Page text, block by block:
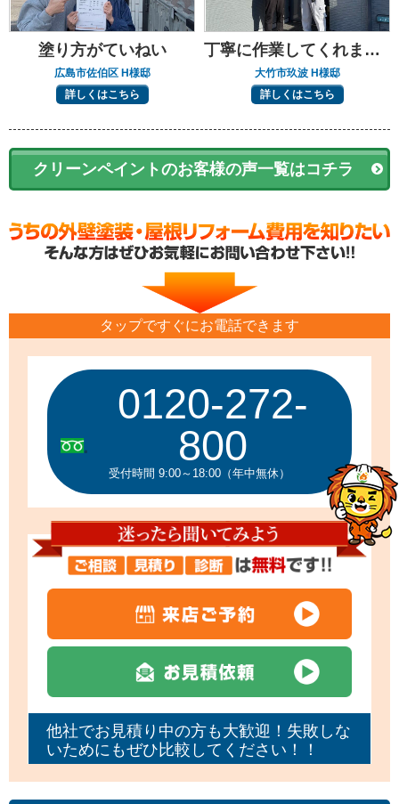
塗り方がていねい
広島市佐伯区 H様邸
詳しくはこちら
丁寧に作業してくれました
大竹市玖波 H様邸
詳しくはこちら
クリーンペイントのお客様の声一覧はコチラ
タップですぐにお電話できます
0120-272-
800
受付時間 9:00～18:00（年中無休）
他社でお見積り中の方も大歓迎！失敗しな
いためにもぜひ比較してください！！